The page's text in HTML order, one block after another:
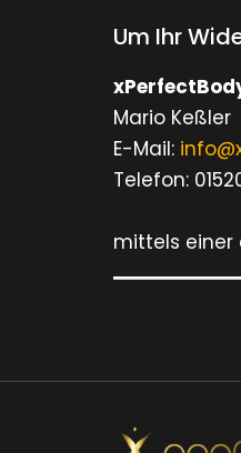
Um Ihr
Mario Keßler
E-Mail:
Telefon:
mittels einer